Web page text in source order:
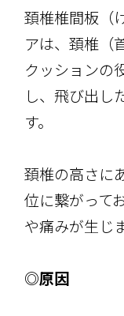
頚椎椎間板（
アは、頚椎（
クッションの
し、飛び出し
す。
頚椎の高さに
位に繋がって
や痛みが生じ
◎原因